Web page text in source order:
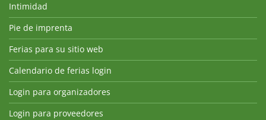
Intimidad
Pie de imprenta
Ferias para su sitio web
Calendario de ferias login
Login para organizadores
Login para proveedores